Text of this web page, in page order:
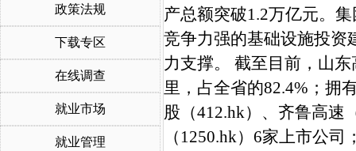
政策法规
下载专区
在线调查
就业市场
就业管理
产总额突破1.2万亿元。
竞争力强的基础设施投资
力支撑。 截至目前，山
里，占全省的82.4%；拥
股（412.hk）、齐鲁高速
（1250.hk）6家上市公